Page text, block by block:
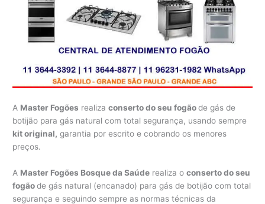
A Master Fogões realizaconserto do seu fogãode gás de
botijão para gás natural com total segurança, usando sempre
kit original, garantia por escrito e cobrando os menores
preços.
A Master Fogões Bosque da Saúde realiza oconserto do seu
fogãode gás natural (encanado) para gás de botijão com total
segurança e seguindo sempre as normas técnicas da